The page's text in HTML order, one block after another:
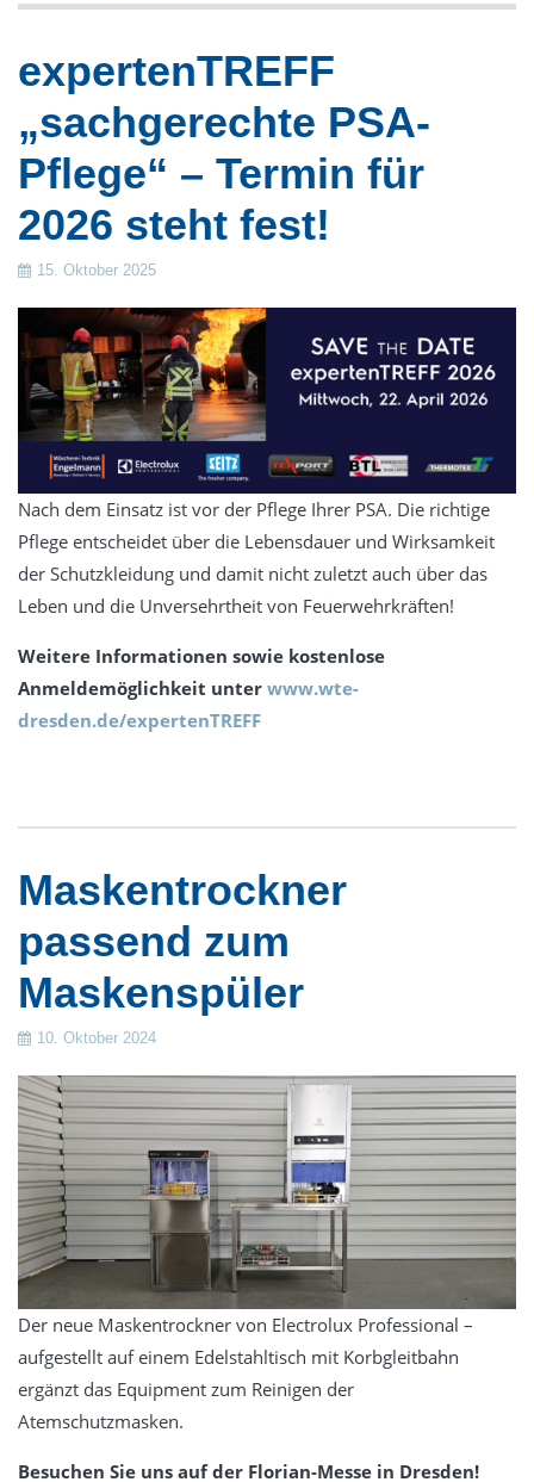
Verkauf
Frontlade-Waschmaschinen
Trennwand-Waschmaschinen
Trockner
Trockenschränke
Wäschemangeln
Finishgeräte
Zubehör & Wäschereieinrichtung
Dosiertechnik
Wäschekennzeichnung
Luftdesinfektion durch UV-Strahlung
Gebrauchte Wäschereitechnik
Service
Essentia -Wartungsverträge
UVV VDE
Schulung
Grundlehrgang Lagoon Advance Care
Kontakt
Datenschutz
Impressum
expertenTREFF
„sachgerechte PSA-
Pflege“ – Termin für
2026 steht fest!
15. Oktober 2025
Nach dem Einsatz ist vor der Pflege Ihrer PSA. Die richtige
Pflege entscheidet über die Lebensdauer und Wirksamkeit
der Schutzkleidung und damit nicht zuletzt auch über das
Leben und die Unversehrtheit von Feuerwehrkräften!
Weitere Informationen sowie kostenlose
Anmeldemöglichkeit unter www.wte-
dresden.de/expertenTREFF
Maskentrockner
passend zum
Maskenspüler
10. Oktober 2024
Der neue Maskentrockner von Electrolux Professional –
aufgestellt auf einem Edelstahltisch mit Korbgleitbahn
ergänzt das Equipment zum Reinigen der
Atemschutzmasken.
Besuchen Sie uns auf der Florian-Messe in Dresden!